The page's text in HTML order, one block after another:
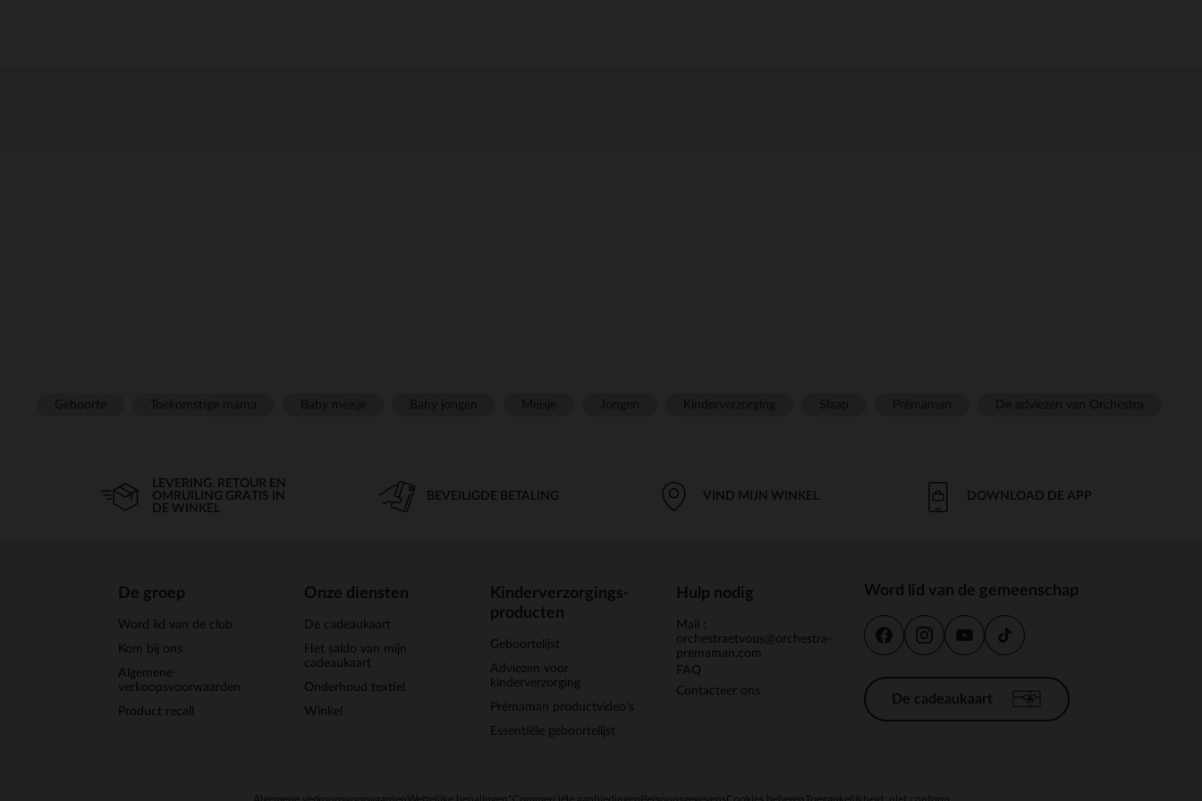
LEVERING, RETOUR EN
OMRUILING GRATIS IN
DE WINKEL
BEVEILIGDE BETALING VIND MIJN WINKEL DOWNLOAD DE APP
De groep
Word lid van de club
Kom bij ons
Algemene
verkoopsvoorwaarden
Product recall
Onze diensten
De cadeaukaart
Het saldo van mijn
cadeaukaart
Onderhoud textiel
Winkel
Kinderverzorgings-
producten
Geboortelijst
Adviezen voor
kinderverzorging
Prémaman productvideo's
Essentiële geboortelijst
Hulp nodig
Mail :
orchestraetvous@orchestra-
premaman.com
FAQ
Contacteer ons
Word lid van de gemeenschap
De cadeaukaart